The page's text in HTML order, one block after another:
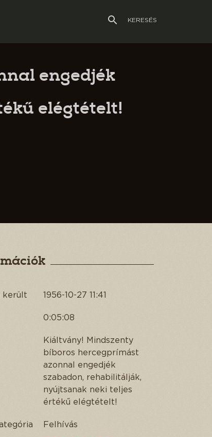
KERESÉS
engedjék
elégtételt!
került 1956-10-27 11:41
0:05:08
Kiáltvány! Mindszenty
bíboros hercegprímást
azonnal engedjék
szabadon, rehabilitálják,
nyújtsanak neki teljes
értékű elégtételt!
Felhívás